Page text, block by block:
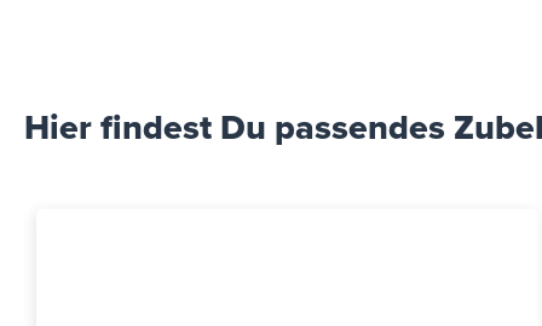
Hier findest Du passendes